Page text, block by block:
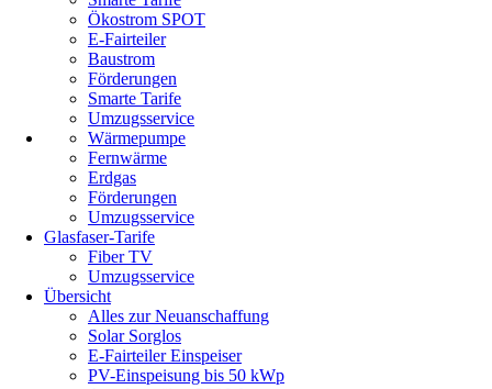
Ökostrom SPOT
E-Fairteiler
Baustrom
Förderungen
Smarte Tarife
Umzugsservice
Wärmepumpe
Fernwärme
Erdgas
Förderungen
Umzugsservice
Glasfaser-Tarife
Fiber TV
Umzugsservice
Übersicht
Alles zur Neuanschaffung
Solar Sorglos
E-Fairteiler Einspeiser
PV-Einspeisung bis 50 kWp